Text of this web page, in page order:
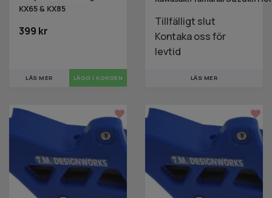
KX65 & KX85
399 kr
LÄS MER
Tillfälligt slut
Kontaka oss för
levtid
LÄS MER